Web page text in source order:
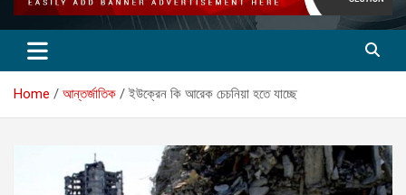
Home আন্তর্জাতিক ইউক্রেন কি আরেক চেচনিয়া হতে যাচ্ছে